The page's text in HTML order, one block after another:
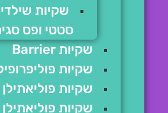
שקיות
סטטי ופס
שקיות Barrier
שקיות
שקיות פוליאתילן
שקיות פוליאתילן